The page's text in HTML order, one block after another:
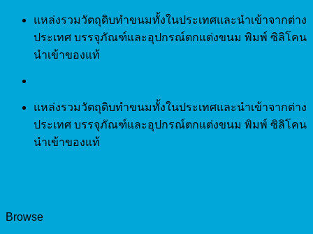
Skip
content
แหล่งรวมวัตถุดิบทำขนมทั้งในประเทศและนำเข้าจากต่าง
ประเทศ บรรจุภัณฑ์และอุปกรณ์ตกแต่งขนม พิมพ์ ซิลิโคน
นำเข้าของแท้
แหล่งรวมวัตถุดิบทำขนมทั้งในประเทศและนำเข้าจากต่าง
ประเทศ บรรจุภัณฑ์และอุปกรณ์ตกแต่งขนม พิมพ์ ซิลิโคน
นำเข้าของแท้
Browse